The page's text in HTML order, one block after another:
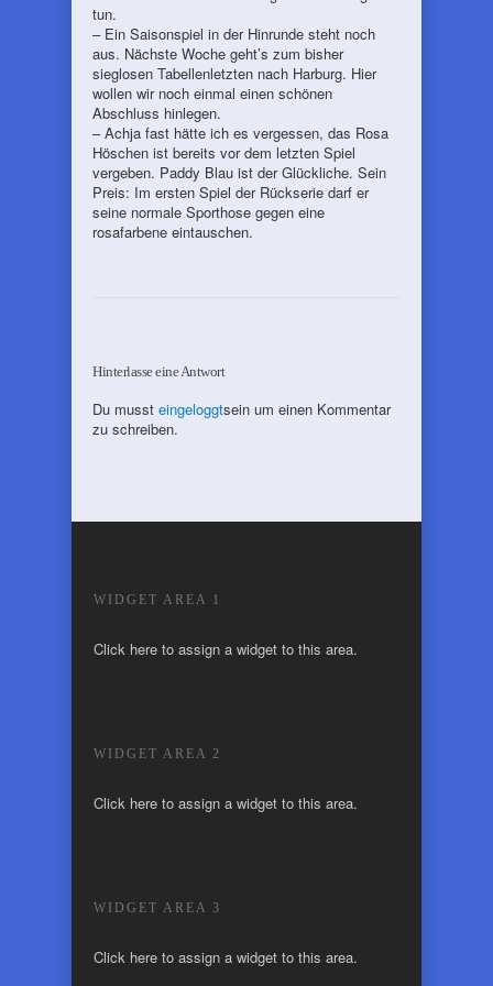
tun.
– Ein Saisonspiel in der Hinrunde steht noch
aus. Nächste Woche geht’s zum bisher
sieglosen Tabellenletzten nach Harburg. Hier
wollen wir noch einmal einen schönen
Abschluss hinlegen.
– Achja fast hätte ich es vergessen, das Rosa
Höschen ist bereits vor dem letzten Spiel
vergeben. Paddy Blau ist der Glückliche. Sein
Preis: Im ersten Spiel der Rückserie darf er
seine normale Sporthose gegen eine
rosafarbene eintauschen.
Hinterlasse eine Antwort
Du musst eingeloggtsein um einen Kommentar
zu schreiben.
WIDGET AREA 1
Click here to assign a widget to this area.
WIDGET AREA 2
Click here to assign a widget to this area.
WIDGET AREA 3
Click here to assign a widget to this area.